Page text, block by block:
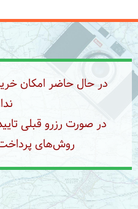
در حال حاضر امکان
در صورت رزرو قبلی
روش‌های پرداخت